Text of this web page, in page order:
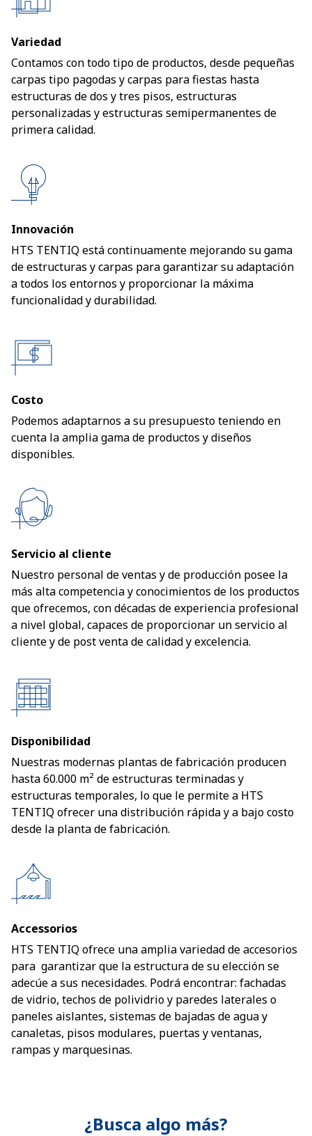
Variedad
Contamos con todo tipo de productos, desde pequeñas
carpas tipo pagodas y carpas para fiestas hasta
estructuras de dos y tres pisos, estructuras
personalizadas y estructuras semipermanentes de
primera calidad.
Innovación
HTS TENTIQ está continuamente mejorando su gama
de estructuras y carpas para garantizar su adaptación
a todos los entornos y proporcionar la máxima
funcionalidad y durabilidad.
Costo
Podemos adaptarnos a su presupuesto teniendo en
cuenta la amplia gama de productos y diseños
disponibles.
Servicio al cliente
Nuestro personal de ventas y de producción posee la
más alta competencia y conocimientos de los productos
que ofrecemos, con décadas de experiencia profesional
a nivel global, capaces de proporcionar un servicio al
cliente y de post venta de calidad y excelencia.
Disponibilidad
Nuestras modernas plantas de fabricación producen
hasta 60.000 m² de estructuras terminadas y
estructuras temporales, lo que le permite a HTS
TENTIQ ofrecer una distribución rápida y a bajo costo
desde la planta de fabricación.
Accessorios
HTS TENTIQ ofrece una amplia variedad de accesorios
para garantizar que la estructura de su elección se
adecúe a sus necesidades. Podrá encontrar: fachadas
de vidrio, techos de polividrio y paredes laterales o
paneles aislantes, sistemas de bajadas de agua y
canaletas, pisos modulares, puertas y ventanas,
rampas y marquesinas.
¿Busca algo más?